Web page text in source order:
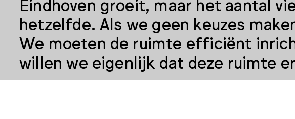
Eindhoven groeit, maar het aantal
hetzelfde. Als we geen keuzes
We moeten de ruimte efficiënt
willen we eigenlijk dat deze ruimte